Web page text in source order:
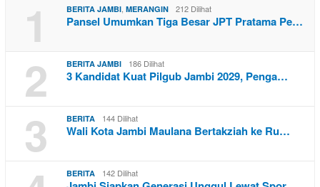
1 BERITA JAMBI MERANGIN 212 Dilihat
Pansel Umumkan Tiga Besar JPT Pratama Pe…
2 BERITA JAMBI 186 Dilihat
3 Kandidat Kuat Pilgub Jambi 2029, Penga…
3 BERITA 144 Dilihat
Wali Kota Jambi Maulana Bertakziah ke Ru…
BERITA 142 Dilihat